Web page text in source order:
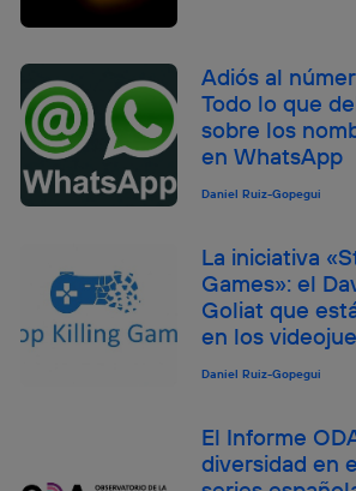
Adiós al
Todo lo que
sobre los
en WhatsApp
Daniel Ruiz-Gopegui
La iniciativa
Games»: el
Goliat que
en los
Daniel Ruiz-Gopegui
El Informe
diversidad en